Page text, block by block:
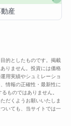
産
的としたものです。掲載
りません。投資には価格
用実績やシュミレーショ
情報の正確性・最新性に
ものではありません。
だくようお願いいたしま
いても、当サイトでは一